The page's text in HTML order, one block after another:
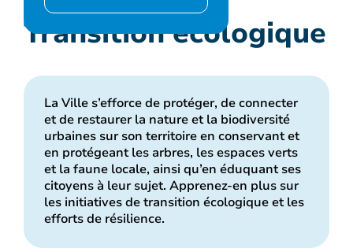
Transition écologique
La Ville s’efforce de protéger, de connecter
et de restaurer la nature et la biodiversité
urbaines sur son territoire en conservant et
en protégeant les arbres, les espaces verts
et la faune locale, ainsi qu’en éduquant ses
citoyens à leur sujet. Apprenez-en plus sur
les initiatives de transition écologique et les
efforts de résilience.